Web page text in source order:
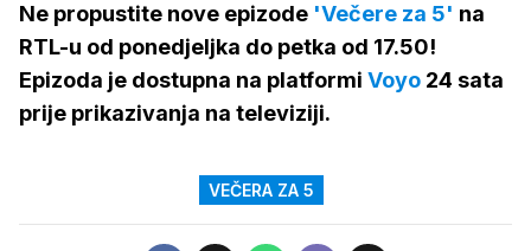
Ne propustite nove epizode 'Večere za 5' na
RTL-u od ponedjeljka do petka od 17.50!
Epizoda je dostupna na platformi Voyo 24 sata
prije prikazivanja na televiziji.
VEČERA ZA 5